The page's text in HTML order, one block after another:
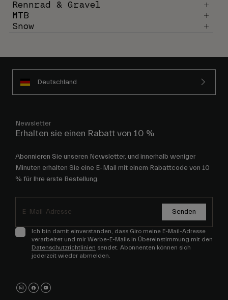
Rennrad & Gravel
MTB
Snow
Deutschland
Newsletter
Erhalten sie einen Rabatt von 10 %
Abonnieren Sie unseren Newsletter, und innerhalb weniger
Minuten erhalten Sie eine E-Mail mit einem Rabattcode von 10
% für Ihre erste Bestellung.
Senden
Ich bin damit einverstanden, dass Giro meine E-Mail-Adresse
verarbeitet und mir Werbe-E-Mails in Übereinstimmung mit den
Datenschutzrichtlinien sendet. Abonnenten können sich
jederzeit wieder abmelden.